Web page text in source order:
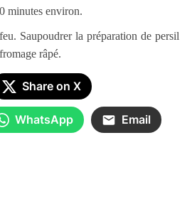
minutes environ.
Saupoudrer la préparation de persil
râpé.
Share on X
WhatsApp Email